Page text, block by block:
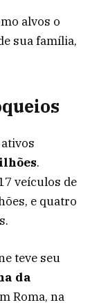
alvos o
sua família,
.
veículos de
e quatro
teve seu
da
Roma, na